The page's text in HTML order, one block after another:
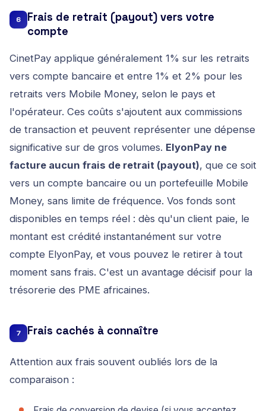
6
Frais de retrait (payout) vers votre
compte
CinetPay applique généralement 1% sur les retraits
vers compte bancaire et entre 1% et 2% pour les
retraits vers Mobile Money, selon le pays et
l'opérateur. Ces coûts s'ajoutent aux commissions
de transaction et peuvent représenter une dépense
significative sur de gros volumes. ElyonPay ne
facture aucun frais de retrait (payout), que ce soit
vers un compte bancaire ou un portefeuille Mobile
Money, sans limite de fréquence. Vos fonds sont
disponibles en temps réel : dès qu'un client paie, le
montant est crédité instantanément sur votre
compte ElyonPay, et vous pouvez le retirer à tout
moment sans frais. C'est un avantage décisif pour la
trésorerie des PME africaines.
7 Frais cachés à connaître
Attention aux frais souvent oubliés lors de la
comparaison :